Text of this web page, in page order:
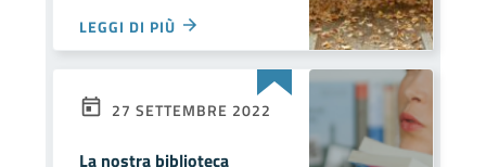
LEGGI DI PIÙ
27 SETTEMBRE 2022
La nostra biblioteca